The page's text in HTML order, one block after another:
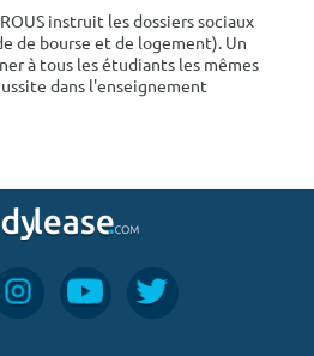
instruit les dossiers sociaux
de bourse et de logement). Un
à tous les étudiants les mêmes
dans l'enseignement